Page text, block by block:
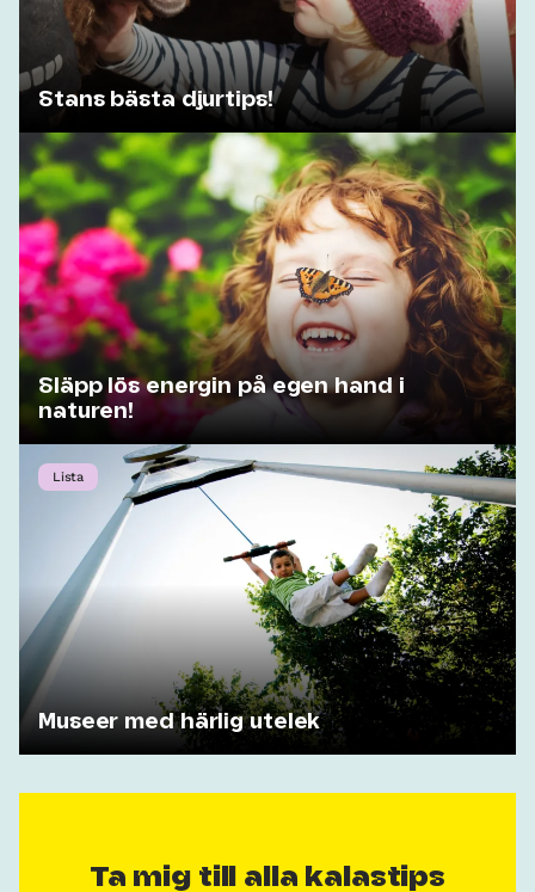
Stans bästa djurtips!
Släpp lös energin på egen hand i
naturen!
Lista
Museer med härlig utelek
Ta mig till alla kalastips